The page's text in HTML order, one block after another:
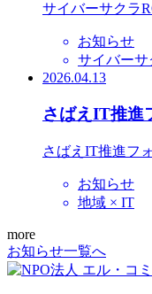
サイバーサクラ
お知らせ
サイバーサ
2026.04.13
さばえIT推進
さばえIT推進フ
お知らせ
地域 × IT
more
お知らせ一覧へ